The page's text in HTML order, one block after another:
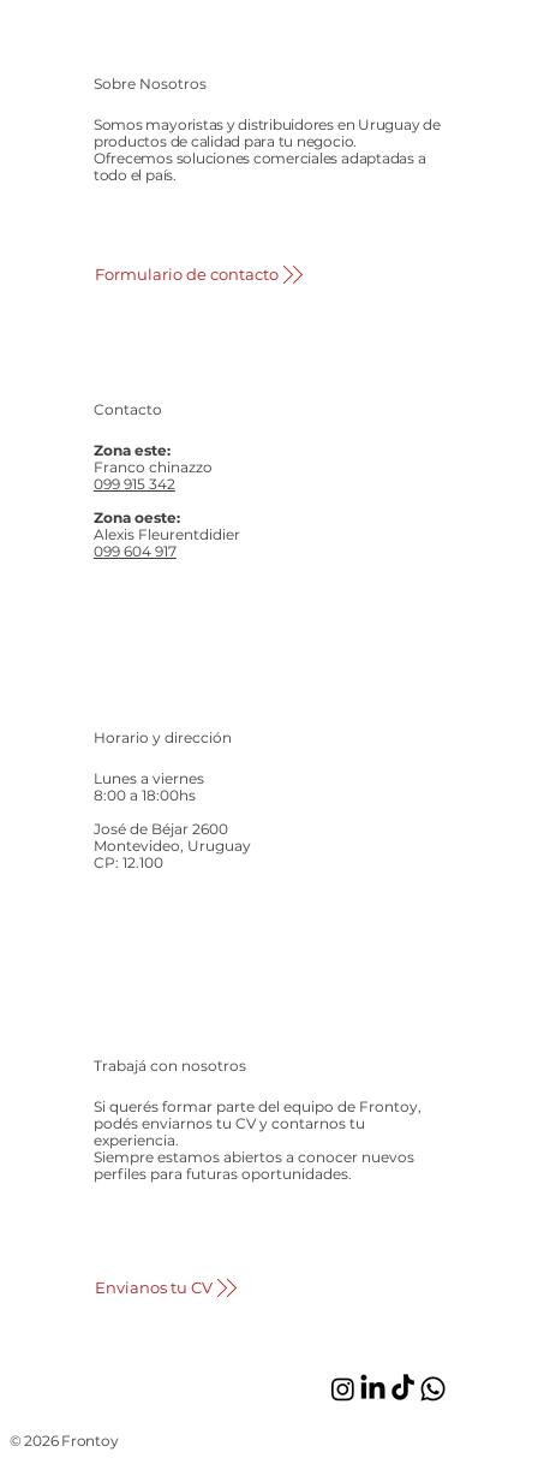
© 2026 Frontoy
Sobre Nosotros
Somos mayoristas y distribuidores en Uruguay de
productos de calidad para tu negocio.
Ofrecemos soluciones comerciales adaptadas a
todo el país.
Formulario de contacto
Contacto
Zona este:
Franco chinazzo
099 915 342
Zona oeste:
Alexis Fleurentdidier
099 604 917
Horario y dirección
Lunes a viernes
8:00 a 18:00hs
José de Béjar 2600
Montevideo, Uruguay
CP: 12.100
Trabajá con nosotros
Si querés formar parte del equipo de Frontoy,
podés enviarnos tu CV y contarnos tu
experiencia.
Siempre estamos abiertos a conocer nuevos
perfiles para futuras oportunidades.
Envianos tu CV